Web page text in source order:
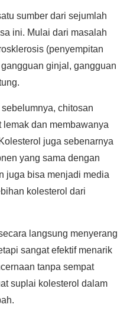
sumber dari sejumlah
ini. Mulai dari masalah
(penyempitan
ginjal, gangguan
chitosan
dan membawanya
juga sebenarnya
yang sama dengan
juga bisa menjadi media
kolesterol dari
langsung menyerang
sangat efektif menarik
tanpa sempat
suplai kolesterol dalam